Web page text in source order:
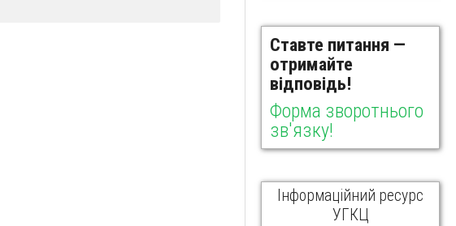
Ставте питання —
отримайте
відповідь!
Форма зворотнього
зв'язку!
Інформаційний ресурс
УГКЦ